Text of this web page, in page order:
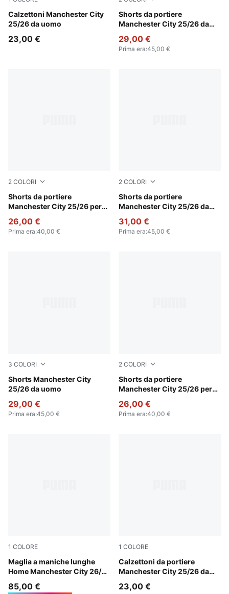
Calzettoni Manchester City
25/26 da uomo
Green Terrain-Turquoise Surf
23,00 €
Shorts da portiere
Manchester City 25/26 da
Archive Green-Heat Fire
29,00 €
Prima era:45,00 €
2 COLORI
Shorts da portiere
Manchester City 25/26 per
Fluro Pink Pes-Aquatic
26,00 €
Prima era:40,00 €
2 COLORI
Shorts da portiere
Manchester City 25/26 da
Fluro Pink Pes-Aquatic
31,00 €
Prima era:45,00 €
3 COLORI
Shorts Manchester City
25/26 da uomo
Deep Navy-Team Light Blue
29,00 €
Prima era:45,00 €
2 COLORI
Shorts da portiere
Manchester City 25/26 per
Archive Green-Heat Fire
26,00 €
Prima era:40,00 €
1 COLORE
Maglia a maniche lunghe
Home Manchester City 26/27
Team Light Blue-Icy Blue
85,00 €
1 COLORE
Calzettoni da portiere
Manchester City 25/26 da
Fluro Pink Pes-Orchid
23,00 €